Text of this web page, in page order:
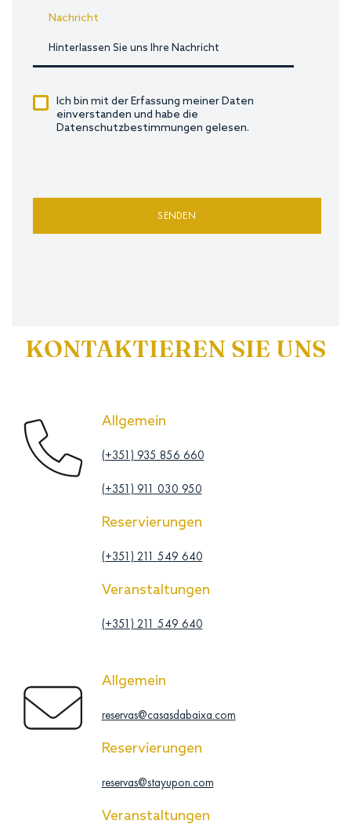
Nachricht
Ich bin mit der Erfassung meiner Daten
einverstanden und habe die
Datenschutzbestimmungen gelesen.
KONTAKTIEREN SIE UNS
Allgemein
(+351) 935 856 660
(+351) 911 030 950
Reservierungen
(+351) 211 549 640
Veranstaltungen
(+351) 211 549 640
Allgemein
reservas@casasdabaixa.com
Reservierungen
reservas@stayupon.com
Veranstaltungen